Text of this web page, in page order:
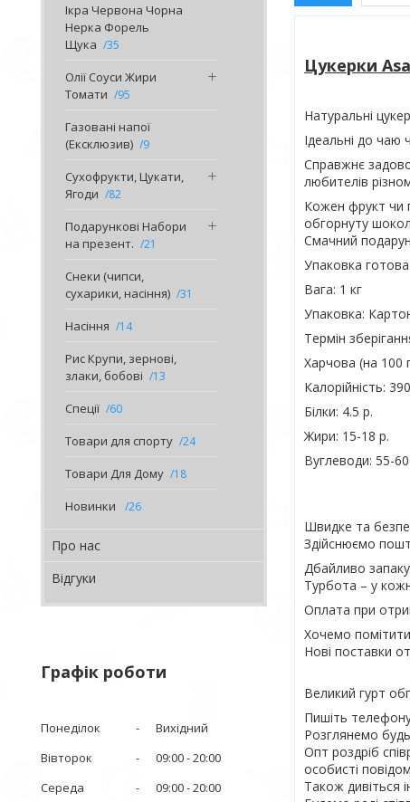
Ікра Червона Чорна
Нерка Форель
Щука
35
Олії Соуси Жири
Томати
95
Газовані напої
(Ексклюзив)
9
Сухофрукти, Цукати,
Ягоди
82
Подарункові Набори
на презент.
21
Снеки (чипси,
сухарики, насіння)
31
Насіння 14
Рис Крупи, зернові,
злаки, бобові
13
Спеції 60
Товари для спорту 24
Товари Для Дому 18
Новинки 26
Про нас
Відгуки
Графік роботи
Понеділок
Вихідний
Вівторок
09:00 20:00
Середа
09:00 20:00
Цукерки
Натуральні
Ідеальні до чаю
Справжнє
любителів
Кожен фрукт чи
обгорнуту
Смачний
Упаковка
Вага: 1 кг
Упаковка:
Термін
Харчова (на 100
Калорійність:
Білки: 4.5 р.
Жири: 15-18 р.
Вуглеводи: 55-60
Швидке та
Здійснюємо
Дбайливо
Турбота – у
Оплата при
Хочемо
Нові поставки
Великий гурт
Пишіть
Розглянемо
Опт роздріб
особисті
Також дивіться